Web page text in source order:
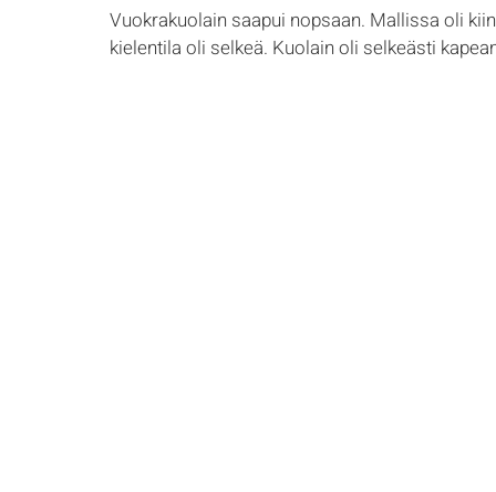
Vuokrakuolain saapui nopsaan. Mallissa oli
kielentila oli selkeä. Kuolain oli selkeästi